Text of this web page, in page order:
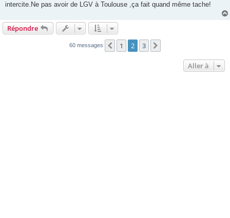
intercite.Ne pas avoir de LGV à Toulouse ,ça fait quand même tache!
Répondre
60 messages Précédente
1 2 3
Aller à